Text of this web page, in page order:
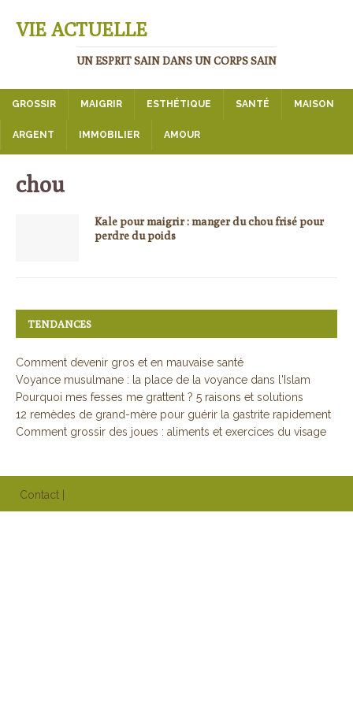
VIE ACTUELLE
UN ESPRIT SAIN DANS UN CORPS SAIN
GROSSIR MAIGRIR ESTHÉTIQUE SANTÉ MAISON
ARGENT IMMOBILIER AMOUR
chou
Kale pour maigrir : manger du chou frisé pour
perdre du poids
TENDANCES
Comment devenir gros et en mauvaise santé
Voyance musulmane : la place de la voyance dans l'Islam
Pourquoi mes fesses me grattent ? 5 raisons et solutions
12 remèdes de grand-mère pour guérir la gastrite rapidement
Comment grossir des joues : aliments et exercices du visage
Contact